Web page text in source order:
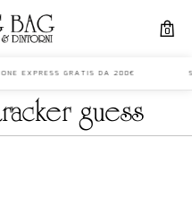
0
EXPRESS GRATIS DA 200€
guess